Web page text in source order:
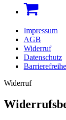
Impressum
AGB
Widerruf
Datenschutz
Widerruf